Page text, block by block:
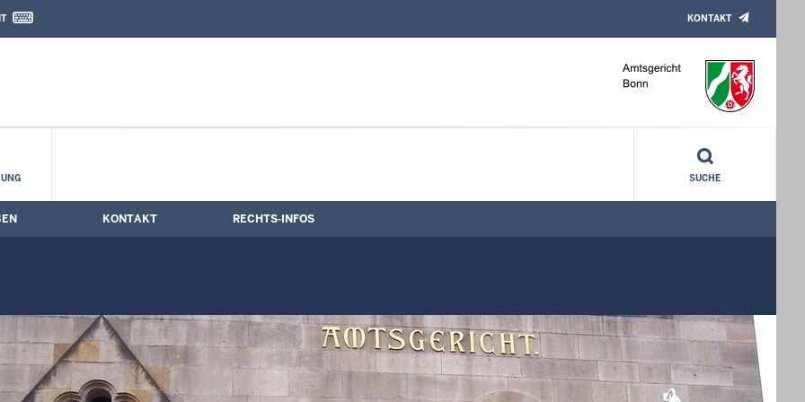
Kontaktformular
KONTAKT
SUCHE
KONTAKT RECHTS-INFOS